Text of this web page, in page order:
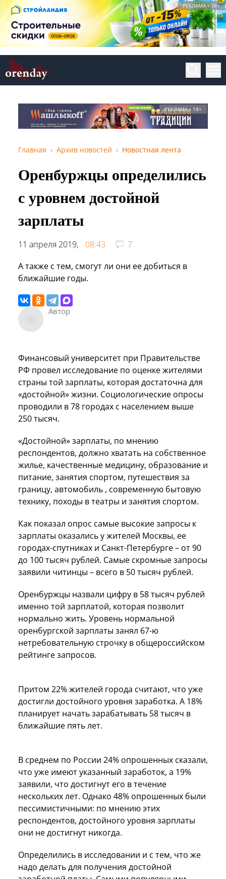
РЕКЛАМА • 18+
РЕКЛАМА • 18+
Главная Архив новостей Новостная лента
Оренбуржцы определились
с уровнем достойной
зарплаты
11 апреля 2019, 08:43
7
А также с тем, смогут ли они ее добиться в
ближайшие годы.
Автор
Финансовый университет при Правительстве
РФ провел исследование по оценке жителями
страны той зарплаты, которая достаточна для
«достойной» жизни. Социологические опросы
проводили в 78 городах с населением выше
250 тысяч.
«Достойной» зарплаты, по мнению
респондентов, должно хватать на собственное
жилье, качественные медицину, образование и
питание, занятия спортом, путешествия за
границу, автомобиль , современную бытовую
технику, походы в театры и занятия спортом.
Как показал опрос самые высокие запросы к
зарплаты оказались у жителей Москвы, ее
городах-спутниках и Санкт-Петербурге – от 90
до 100 тысяч рублей. Самые скромные запросы
заявили читинцы – всего в 50 тысяч рублей.
Оренбуржцы назвали цифру в 58 тысяч рублей
именно той зарплатой, которая позволит
нормально жить. Уровень нормальной
оренбургской зарплаты занял 67-ю
нетребовательную строчку в общероссийском
рейтинге запросов.
Притом 22% жителей города считают, что уже
достигли достойного уровня заработка. А 18%
планирует начать зарабатывать 58 тысяч в
ближайшие пять лет.
В среднем по России 24% опрошенных сказали,
что уже имеют указанный заработок, а 19%
заявили, что достигнут его в течение
нескольких лет. Однако 48% опрошенных были
пессимистичными: по мнению этих
респондентов, достойного уровня зарплаты
они не достигнут никогда.
Определились в исследовании и с тем, что же
надо делать для получения достойной